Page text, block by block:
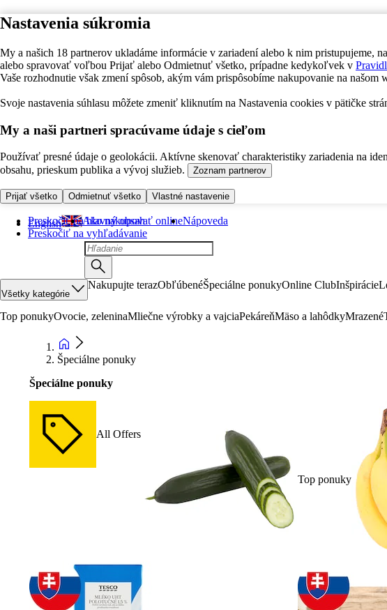
Nastavenia súkromia
My a našich 18 partnerov ukladáme informácie v zariadení alebo k nim pristupujeme,
alebo spravovať voľbou Prijať alebo Odmietnuť všetko, prípadne kedykoľvek v
Vaše rozhodnutie však zmení spôsob, akým vám prispôsobíme nakupovanie na našom
Svoje nastavenia súhlasu môžete zmeniť kliknutím na Nastavenia cookies v pätičke
My a naši partneri spracúvame údaje s cieľom
Používať presné údaje o geolokácii. Aktívne skenovať charakteristiky zariadenia na
obsahu, prieskum publika a vývoj služieb.
Zoznam partnerov
Prijať všetko Odmietnuť všetko Vlastné nastavenie
Preskočiť na hlavný obsah
Preskočiť na vyhľadávanie
English Ako nakupovať onlineNápoveda
Všetky kategórie
Nakupujte terazObľúbenéŠpeciálne ponukyOnline ClubInšpirácie
Top ponukyOvocie, zeleninaMliečne výrobky a vajciaPekáreňMäso a lahôdkyMrazené
Špeciálne ponuky
Špeciálne ponuky
All Offers
Top ponuky